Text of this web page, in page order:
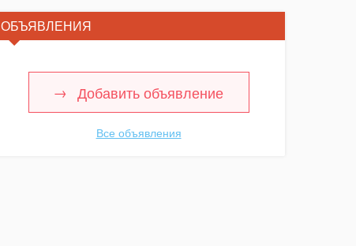
ОБЪЯВЛЕНИЯ
Добавить объявление
Все объявления